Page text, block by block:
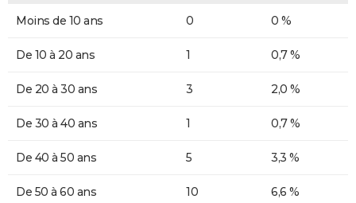
Moins de 10 ans 0 0 %
De 10 à 20 ans 1 0,7 %
De 20 à 30 ans 3 2,0 %
De 30 à 40 ans 1 0,7 %
De 40 à 50 ans 5 3,3 %
De 50 à 60 ans 10 6,6 %